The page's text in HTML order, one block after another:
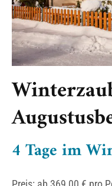
4 Tage im